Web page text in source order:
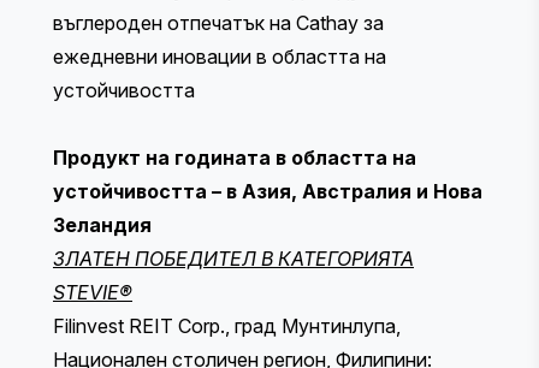
въглероден отпечатък на Cathay за
ежедневни иновации в областта на
устойчивостта
Продукт на годината в областта на
устойчивостта – в Азия, Австралия и Нова
Зеландия
ЗЛАТЕН ПОБЕДИТЕЛ В КАТЕГОРИЯТА
STEVIE®
Filinvest REIT Corp., град Мунтинлупа,
Национален столичен регион, Филипини: